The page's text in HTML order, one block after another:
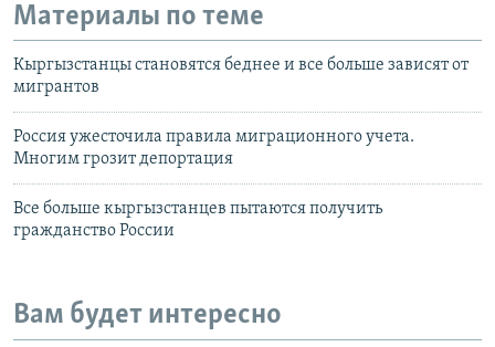
Материалы по теме
Кыргызстанцы становятся беднее и все больше зависят от
мигрантов
Россия ужесточила правила миграционного учета.
Многим грозит депортация
Все больше кыргызстанцев пытаются получить
гражданство России
Вам будет интересно